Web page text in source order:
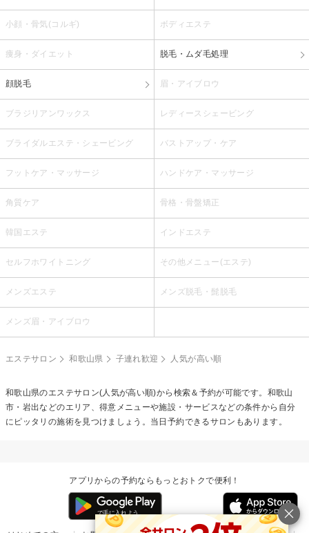
小顔・骨気(コルギ) ボディエステ
痩身・ダイエット 脱毛・ムダ毛処理
顔脱毛 眉・アイブロウ
ブラジリアンワックス レディースシェービング
ブライダルエステ・シェービング バストアップ・ケア
フットケア・マッサージ ハンドケア・マッサージ
角質ケア 骨格・骨盤矯正
韓国エステ インドエステ
セルフホワイトニング その他メニュー(エステ)
メンズエステ メンズ脱毛・髭脱毛
メンズ眉・アイブロウ
エステサロン 和歌山県 子連れ歓迎 人気が高い順
和歌山県のエステサロン(人気が高い順)から検索＆予約が可能です。和歌山
市・岩出などのエリア、得意メニューや施設・サービスなどの条件から自分
にピッタリの施術を見つけましょう。当日予約できるサロンもあります。
アプリからの予約ならもっとおトクで便利！